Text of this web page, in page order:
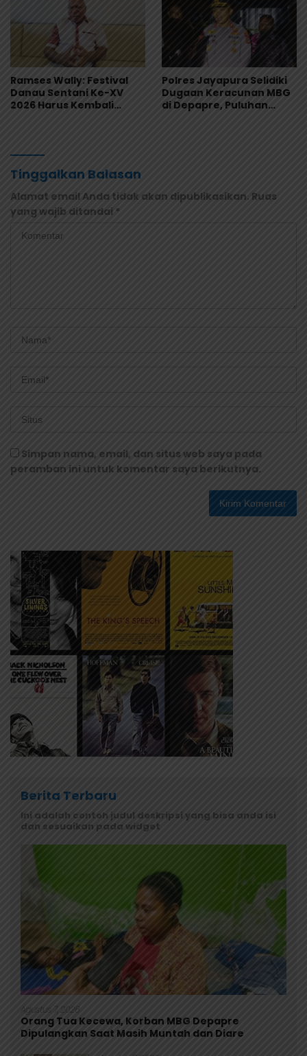
Ramses Wally: Festival
Danau Sentani Ke-XV
2026 Harus Kembali
Polres Jayapura Selidiki
Dugaan Keracunan MBG
di Depapre, Puluhan
Tinggalkan Balasan
Alamat email Anda tidak akan dipublikasikan. Ruas
yang wajib ditandai *
Simpan nama, email, dan situs web saya pada
peramban ini untuk komentar saya berikutnya.
Berita Terbaru
Ini adalah contoh judul deskripsi yang bisa anda isi
dan sesuaikan pada widget
Agustus 7, 2026
Orang Tua Kecewa, Korban MBG Depapre
Dipulangkan Saat Masih Muntah dan Diare